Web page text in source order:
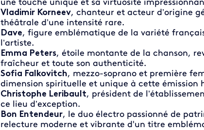
une touche unique et sa virtuosité
Vladimir Korneev, chanteur et acteur d’origine
théâtrale d’une intensité rare.
Dave, figure emblématique de la variété
l’artiste.
Emma Peters, étoile montante de la chanson,
fraîcheur et toute son authenticité.
Sofia Falkovitch, mezzo-soprano et première
dimension spirituelle et unique à cette émission
Christophe Leribault, président de
ce lieu d’exception.
Bon Entendeur, le duo électro passionné de
relecture moderne et vibrante d'un titre